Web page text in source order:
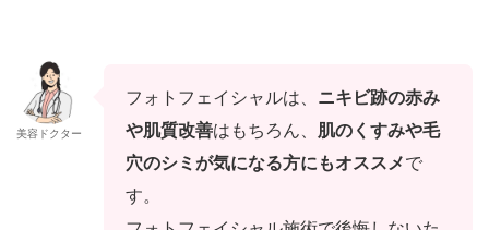
美容ドクター
フォトフェイシャルは、 ニキビ跡の赤み
や肌質改善はもちろん、 肌のくすみや毛
穴のシミ が気になる方にもオススメで
す。